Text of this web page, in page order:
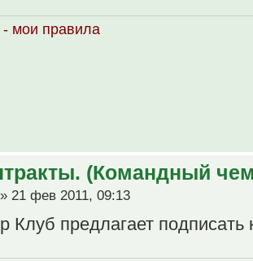
мои правила
(Командный
» 21 фев 2011, 09:13
Клуб предлагает подписать